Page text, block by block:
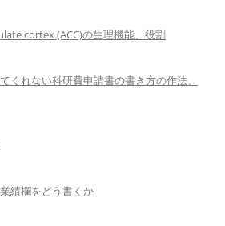
cortex (ACC)の生理機能、役割
くれない科研費申請書の書き方の作法、
績欄をどう書くか